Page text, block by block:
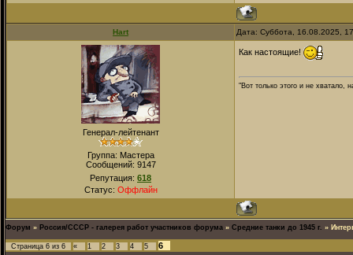
Hart Дата: Суббота, 16.08.2025,
Генерал-лейтенант
Группа: Мастера
Сообщений: 9147
Репутация: 618
Статус: Оффлайн
Как настоящие!
"Вот только этого и не
Форум » Россия/СССР - галерея работ участников форума » Средние танки до 1945 г. »
Страница 6 из 6 « 1 2 3 4 5 6